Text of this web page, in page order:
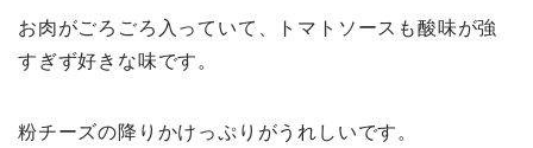
お肉がごろごろ入っていて、トマトソースも酸味が強
すぎず好きな味です。
粉チーズの降りかけっぷりがうれしいです。